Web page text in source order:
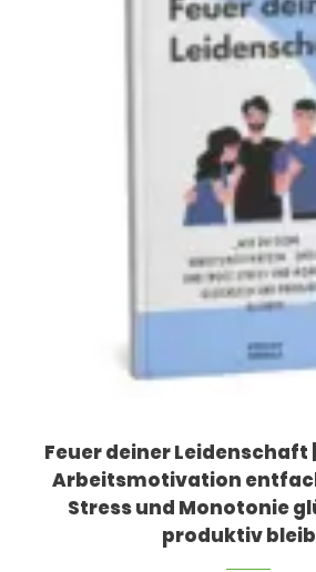
Feuer deiner Leidenschaft
Arbeitsmotivation
Stress und Monotonie
produktiv